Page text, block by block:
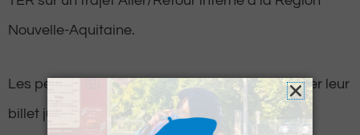
Nouvelle-Aquitaine.
Les personnes concernées peuvent commander leur
billet jusqu’au 25 août 2021 au plus tard. Les